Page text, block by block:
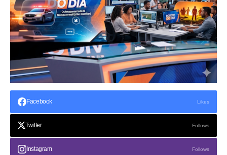
Facebook Likes
Twitter Follows
Instagram Follows